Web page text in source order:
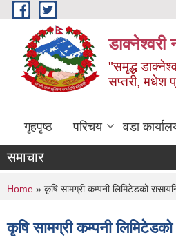
Skip to main content
डाक्नेश्वरी
"समृद्ध
सप्तरी, मधेश
गृहपृष्ठ परिचय वडा
समाचार
You are here
Home » कृषि सामग्री कम्पनी लिमिटेडको
कृषि सामग्री कम्पनी